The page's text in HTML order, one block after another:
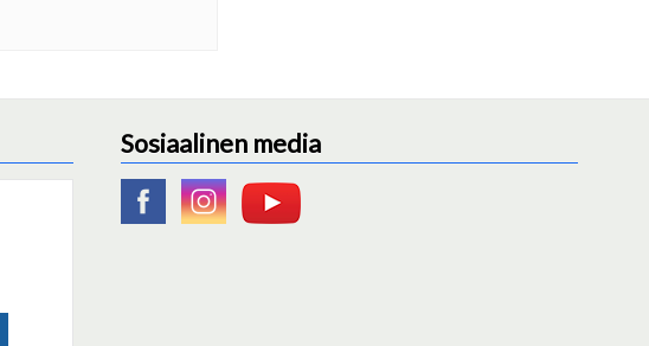
Sosiaalinen media